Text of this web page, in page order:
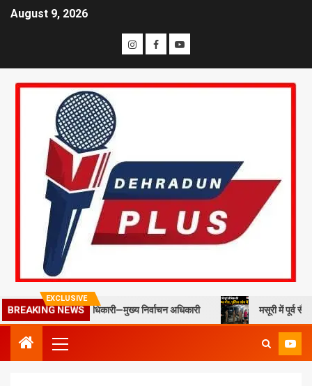
August 9, 2026
EXCLUSIVE
BREAKING NEWS
करें अधिकारी—मुख्य निर्वाचन अधिकारी मसूरी में पूर्व सैनिक की